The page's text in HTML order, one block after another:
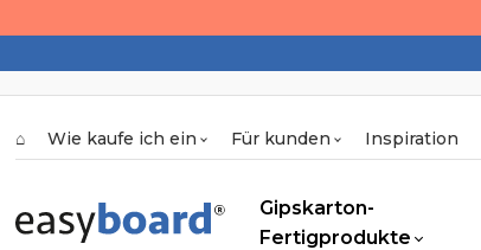
⌂ Wie kaufe ich ein Für kunden Inspiration
Gipskarton-
Fertigprodukte